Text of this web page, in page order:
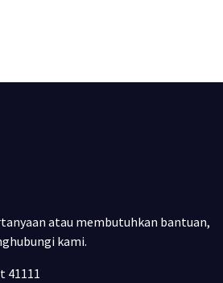
atau membutuhkan bantuan,
kami.
41111